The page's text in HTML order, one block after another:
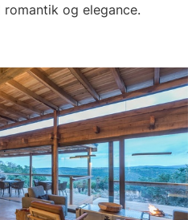
og elegance.